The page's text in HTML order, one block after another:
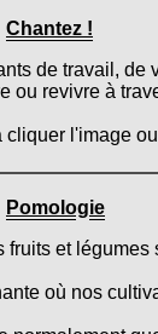
Chantez !
de travail, de
ou revivre à
cliquer l'image
Pomologie
fruits et légumes
où nos